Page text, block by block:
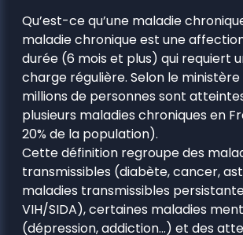
Qu’est-ce qu’une maladie
maladie chronique est une
durée (6 mois et plus) qui requiert
charge régulière. Selon le ministère
millions de personnes sont
plusieurs maladies chroniques en
20% de la population).
Cette définition regroupe des
transmissibles (diabète, cancer,
maladies transmissibles
VIH/SIDA), certaines maladies
(dépression, addiction…) et des